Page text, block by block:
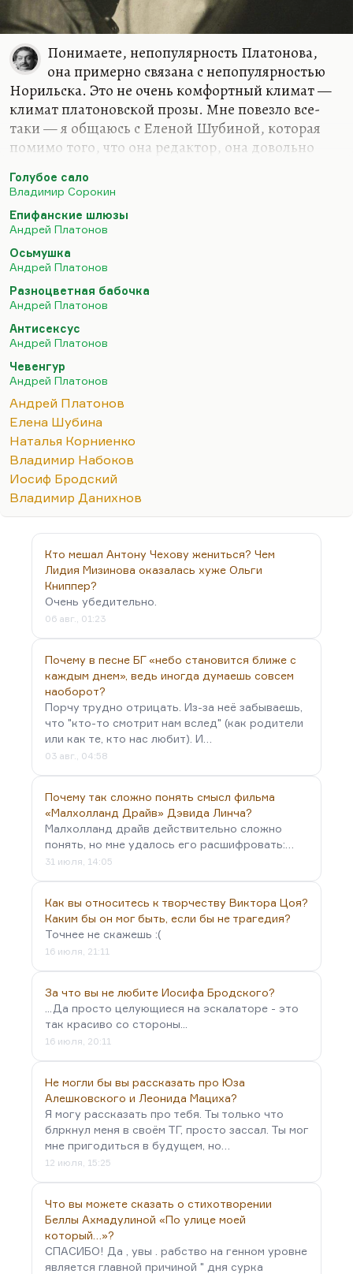
Понимаете, непопулярность Платонова,
она примерно связана с непопулярностью
Норильска. Это не очень комфортный климат —
климат платоновской прозы. Мне повезло все-
таки — я общаюсь с Еленой Шубиной, которая
помимо того, что она редактор, она довольно
Корниенко. Мне кажется, вот их двое ведущих
специалистов. И если бы, честно вам скажу, если
бы не шубинские пояснения и комментарии, я бы
очень многого в Платонове не понимал.
Платонов страшно трудный! Это очень взрослый,
очень серьезный автор. Я, конечно,
категорически против его такого выделения из
потока русской прозы, его противопоставления
всем остальным. Ну, вот как Бродский его…
Голубое сало
Владимир Сорокин
Епифанские шлюзы
Андрей Платонов
Осьмушка
Андрей Платонов
Разноцветная бабочка
Андрей Платонов
Антисексус
Андрей Платонов
Чевенгур
Андрей Платонов
Андрей Платонов
Елена Шубина
Наталья Корниенко
Владимир Набоков
Иосиф Бродский
Владимир Данихнов
Кто мешал Антону Чехову жениться? Чем
Лидия Мизинова оказалась хуже Ольги
Книппер?
Очень убедительно.
06 авг., 01:23
Почему в песне БГ «небо становится ближе с
каждым днем», ведь иногда думаешь совсем
наоборот?
Порчу трудно отрицать. Из-за неё забываешь,
что "кто-то смотрит нам вслед" (как родители
или как те, кто нас любит). И…
03 авг., 04:58
Почему так сложно понять смысл фильма
«Малхолланд Драйв» Дэвида Линча?
Малхолланд драйв действительно сложно
понять, но мне удалось его расшифровать:…
31 июля, 14:05
Как вы относитесь к творчеству Виктора Цоя?
Каким бы он мог быть, если бы не трагедия?
Точнее не скажешь :(
16 июля, 21:11
За что вы не любите Иосифа Бродского?
...Да просто целующиеся на эскалаторе - это
так красиво со стороны...
16 июля, 20:11
Не могли бы вы рассказать про Юза
Алешковского и Леонида Мациха?
Я могу рассказать про тебя. Ты только что
блркнул меня в своём ТГ, просто зассал. Ты мог
мне пригодиться в будущем, но…
12 июля, 15:25
Что вы можете сказать о стихотворении
Беллы Ахмадулиной «По улице моей
который…»?
СПАСИБО! Да , увы . рабство на генном уровне
является главной причиной " дня сурка